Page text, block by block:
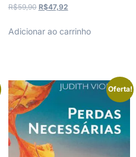
R$59,90 R$47,92
Adicionar ao carrinho
Oferta!